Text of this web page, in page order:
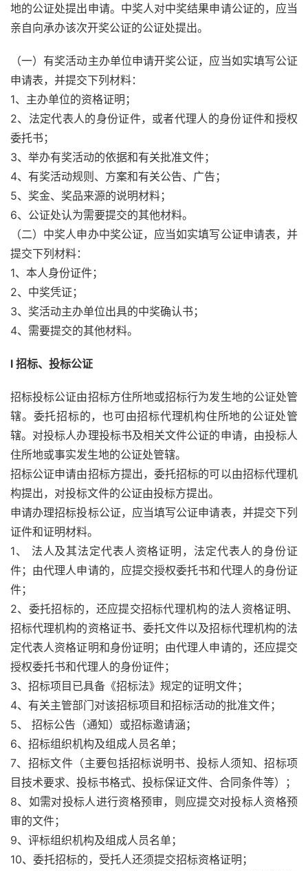
地的公证处提出申请。中奖人对中奖结果申请公证的，应当
亲自向承办该次开奖公证的公证处提出。
（一）有奖活动主办单位申请开奖公证，应当如实填写公证
申请表，并提交下列材料：
1、主办单位的资格证明；
2、法定代表人的身份证件，或者代理人的身份证件和授权
委托书；
3、举办有奖活动的依据和有关批准文件；
4、有奖活动规则、方案和有关公告、广告；
5、奖金、奖品来源的说明材料；
6、公证处认为需要提交的其他材料。
（二）中奖人申办中奖公证，应当如实填写公证申请表，并
提交下列材料：
1、本人身份证件；
2、中奖凭证；
3、奖活动主办单位出具的中奖确认书；
4、需要提交的其他材料。
l 招标、投标公证
招标投标公证由招标方住所地或招标行为发生地的公证处管
辖。委托招标的，也可由招标代理机构住所地的公证处管
辖。对投标人办理投标书及相关文件公证的申请，由投标人
住所地或事实发生地的公证处管辖。
招标公证申请由招标方提出，委托招标的可以由招标代理机
构提出，对投标文件的公证由投标方提出。
申请办理招标投标公证，应当填写公证申请表，并提交下列
证件和证明材料。
1、 法人及其法定代表人资格证明，法定代表人的身份证
件；由代理人申请的，应提交授权委托书和代理人的身份证
件；
2、委托招标的，还应提交招标代理机构的法人资格证明、
招标代理机构的资格证书、委托文件以及招标代理机构的法
定代表人资格证明和身份证明；由代理人申请的，还应提交
授权委托书和代理人的身份证件；
3、招标项目已具备《招标法》规定的证明文件；
4、有关主管部门对该招标项目和招标活动的批准文件；
5、 招标公告（通知）或招标邀请涵；
6、招标组织机构及组成人员名单；
7、招标文件（主要包括招标说明书、投标人须知、招标项
目技术要求、投标书格式、投标保证文件、合同条件等）；
8、如需对投标人进行资格预审，则应提交对投标人资格预
审的文件；
9、评标组织机构及组成人员名单；
10、委托招标的，受托人还须提交招标资格证明；